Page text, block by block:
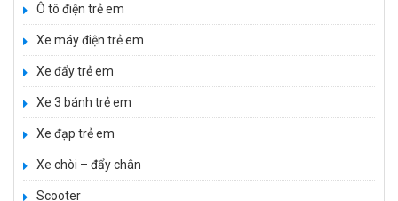
Ô tô điện trẻ em
Xe máy điện trẻ em
Xe đẩy trẻ em
Xe 3 bánh trẻ em
Xe đạp trẻ em
Xe chòi – đẩy chân
Scooter